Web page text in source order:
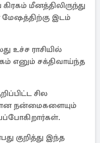
மீனத்திலிருந்து
மேஷத்திற்கு இடம்
உச்ச ராசியில்
எனும் சக்திவாய்ந்த
சில
நன்மைகளையும்
குறித்து இந்த